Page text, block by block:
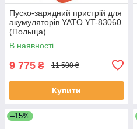
Пуско-зарядний пристрій для
акумуляторів YATO YT-83060
(Польща)
В наявності
9 775 ₴ 11 500 ₴
Купити
–15%